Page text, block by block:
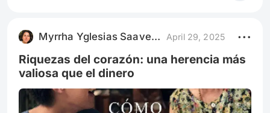
humana a través de la historia de una joven que
busca su lugar en el mundo mientras enfrenta
las tormentas de la
Myrrha Yglesias Saavedra April 29, 2025
Riquezas del corazón: una herencia más
valiosa que el dinero